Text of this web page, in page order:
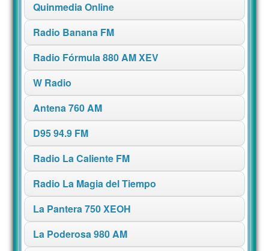
Quinmedia Online
Radio Banana FM
Radio Fórmula 880 AM XEV
W Radio
Antena 760 AM
D95 94.9 FM
Radio La Caliente FM
Radio La Magia del Tiempo
La Pantera 750 XEOH
La Poderosa 980 AM